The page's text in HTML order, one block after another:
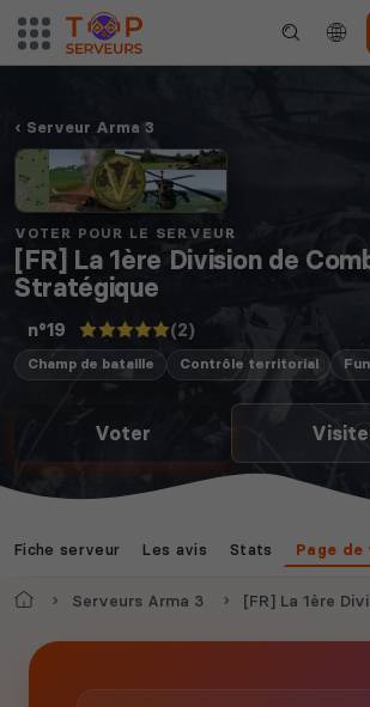
Serveur Arma 3
VOTER POUR LE SERVEUR
[FR] La 1ère Division de
Stratégique
n°19 (2)
Champ de bataille Contrôle territorial Fun
Voter
Fiche serveur Les avis Stats Page
AccueilServeurs Arma 3 [FR] La 1ère Division de